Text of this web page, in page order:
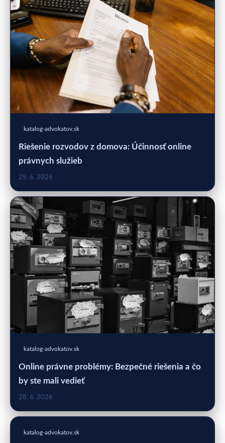
katalog-advokatov.sk
Riešenie rozvodov z domova: Účinnosť online
právnych služieb
29. 6. 2026
katalog-advokatov.sk
Online právne problémy: Bezpečné riešenia a čo
by ste mali vedieť
28. 6. 2026
katalog-advokatov.sk